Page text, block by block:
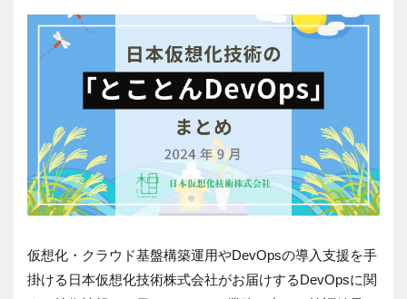
仮想化・クラウド基盤構築運用やDevOpsの導入支援を手
掛ける日本仮想化技術株式会社がお届けするDevOpsに関